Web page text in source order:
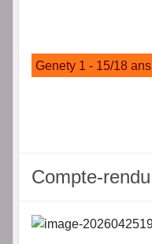
Genety 1 - 15/18 ans
Compte-rendu